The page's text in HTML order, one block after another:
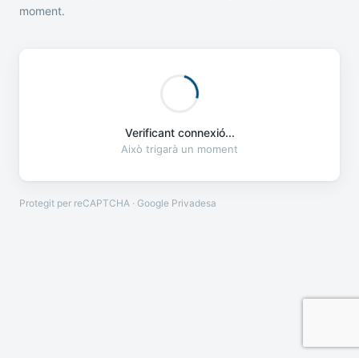
moment.
Verificant connexió...
Això trigarà un moment
Protegit per reCAPTCHA · Google Privadesa